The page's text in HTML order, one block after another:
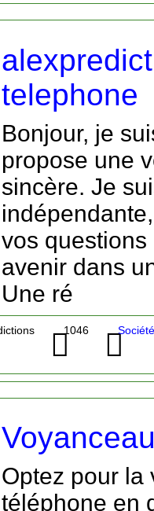
telephone
Bonjour, je
propose une
sincère. Je
vos
avenir dans
Une ré
1046
Optez pour la
téléphone en